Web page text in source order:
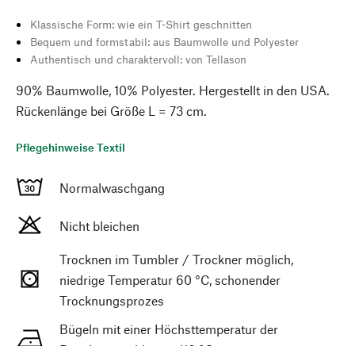
Klassische Form: wie ein T-Shirt geschnitten
Bequem und formstabil: aus Baumwolle und Polyester
Authentisch und charaktervoll: von Tellason
90% Baumwolle, 10% Polyester. Hergestellt in den USA.
Rückenlänge bei Größe L = 73 cm.
Pflegehinweise Textil
Normalwaschgang
Nicht bleichen
Trocknen im Tumbler / Trockner möglich,
niedrige Temperatur 60 °C, schonender
Trocknungsprozes
Bügeln mit einer Höchsttemperatur der